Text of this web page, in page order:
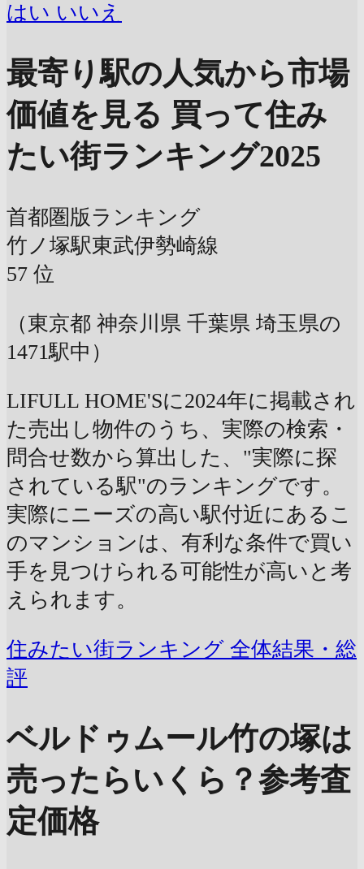
はい いいえ
最寄り駅の人気から市場
価値を見る 買って住み
たい街ランキング2025
首都圏版ランキング
竹ノ塚駅東武伊勢崎線
57 位
（東京都 神奈川県 千葉県 埼玉県の
1471駅中）
LIFULL HOME'Sに2024年に掲載され
た売出し物件のうち、実際の検索・
問合せ数から算出した、"実際に探
されている駅"のランキングです。
実際にニーズの高い駅付近にあるこ
のマンションは、有利な条件で買い
手を見つけられる可能性が高いと考
えられます。
住みたい街ランキング 全体結果・総
評
ベルドゥムール竹の塚は
売ったらいくら？参考査
定価格